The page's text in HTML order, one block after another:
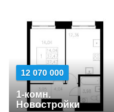
12 070 000
1-комн.
Новостройки